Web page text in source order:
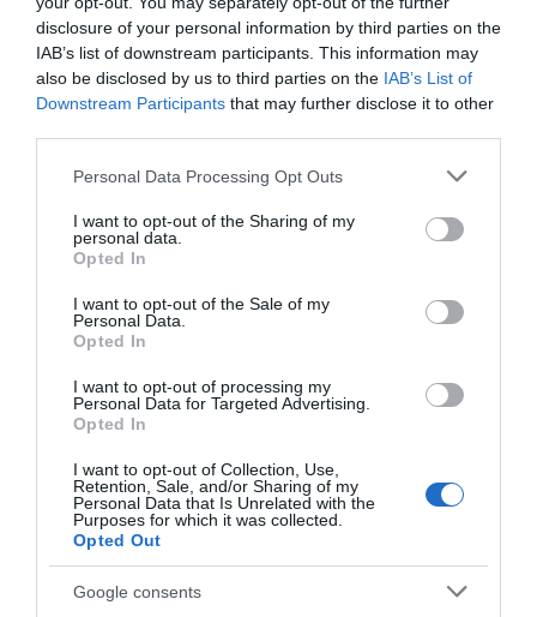
disclosure of your personal information by third parties on the
IAB’s list of downstream participants. This information may
also be disclosed by us to third parties on the IAB’s List of
Downstream Participants that may further disclose it to other
Please note that this website/app uses one or more Google
not limited to your visit or usage behaviour. You may click to
grant or deny consent to Google and its third-party tags to
use your data for below specified purposes in below Google
consent section.
Personal Data Processing Opt Outs
I want to opt-out of the Sharing of my
personal data.
Opted In
I want to opt-out of the Sale of my
Personal Data.
Opted In
I want to opt-out of processing my
Personal Data for Targeted Advertising.
Opted In
I want to opt-out of Collection, Use,
Retention, Sale, and/or Sharing of my
Personal Data that Is Unrelated with the
Purposes for which it was collected.
Opted Out
Google consents
Cosas que hacer en
Wiltshire
Ideas y fuentes de
inspiración en
Wiltshire
Lugares donde
comer y beber en
Alojamiento